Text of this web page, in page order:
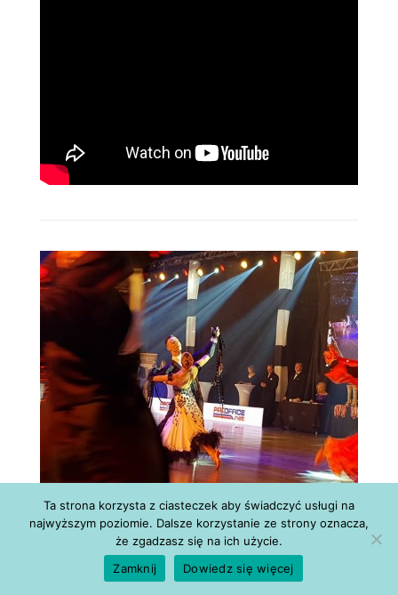
Ta strona korzysta z ciasteczek aby świadczyć usługi na
najwyższym poziomie. Dalsze korzystanie ze strony oznacza,
że zgadzasz się na ich użycie.
Zamknij
Dowiedz się więcej